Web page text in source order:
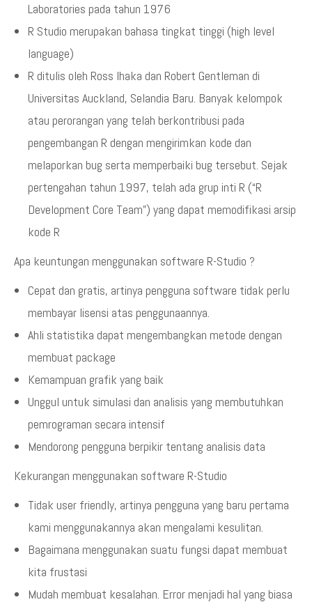
Laboratories pada tahun 1976
R Studio merupakan bahasa tingkat tinggi (high level
language)
R ditulis oleh Ross Ihaka dan Robert Gentleman di
Universitas Auckland, Selandia Baru. Banyak kelompok
atau perorangan yang telah berkontribusi pada
pengembangan R dengan mengirimkan kode dan
melaporkan bug serta memperbaiki bug tersebut. Sejak
pertengahan tahun 1997, telah ada grup inti R (“R
Development Core Team”) yang dapat memodifikasi arsip
kode R
Apa keuntungan menggunakan software R-Studio ?
Cepat dan gratis, artinya pengguna software tidak perlu
membayar lisensi atas penggunaannya.
Ahli statistika dapat mengembangkan metode dengan
membuat package
Kemampuan grafik yang baik
Unggul untuk simulasi dan analisis yang membutuhkan
pemrograman secara intensif
Mendorong pengguna berpikir tentang analisis data
Kekurangan menggunakan software R-Studio
Tidak user friendly, artinya pengguna yang baru pertama
kami menggunakannya akan mengalami kesulitan.
Bagaimana menggunakan suatu fungsi dapat membuat
kita frustasi
Mudah membuat kesalahan. Error menjadi hal yang biasa